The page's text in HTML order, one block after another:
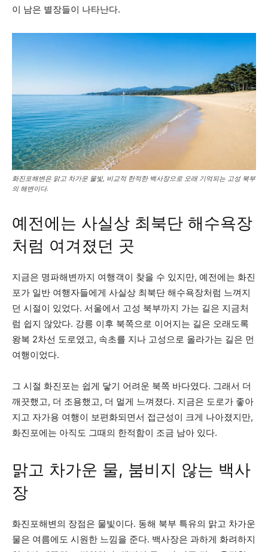
이 남은 별장들이 나타난다.
화진포해변은 맑고 차가운 물빛, 비교적 한적한 백사장으로 오래 기억되는 고성 북부
의 해변이다.
예전에는 사실상 최북단 해수욕장
처럼 여겨졌던 곳
지금은 명파해변까지 여행객이 찾을 수 있지만, 예전에는 화진
포가 일반 여행자들에게 사실상 최북단 해수욕장처럼 느껴지
던 시절이 있었다. 서울에서 고성 북부까지 가는 길은 지금처
럼 쉽지 않았다. 강릉 이후 북쪽으로 이어지는 길은 오래도록
왕복 2차선 도로였고, 속초를 지나 고성으로 올라가는 길은 먼
여행이었다.
그 시절 화진포는 쉽게 닿기 어려운 북쪽 바다였다. 그래서 더
깨끗했고, 더 조용했고, 더 멀게 느껴졌다. 지금은 도로가 좋아
지고 자가용 여행이 보편화되면서 접근성이 크게 나아졌지만,
화진포에는 아직도 그때의 한적함이 조금 남아 있다.
맑고 차가운 물, 붐비지 않는 백사
장
화진포해변의 장점은 물빛이다. 동해 북부 특유의 맑고 차가운
물은 여름에도 시원한 느낌을 준다. 백사장은 과하게 화려하지